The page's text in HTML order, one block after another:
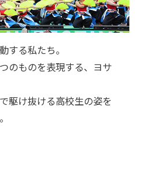
する私たち。
のものを表現する、ヨサ
駆け抜ける高校生の姿を